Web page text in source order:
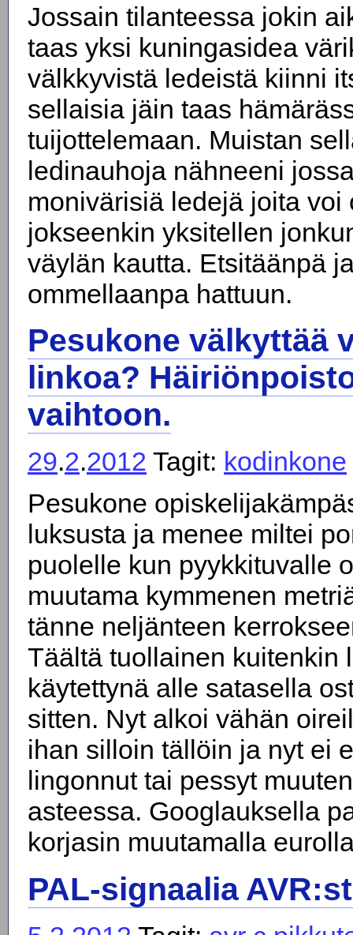
Jossain tilanteessa jokin
taas yksi kuningasidea
välkkyvistä ledeistä kiinni
sellaisia jäin taas
tuijottelemaan. Muistan
ledinauhoja nähneeni
monivärisiä ledejä joita voi
jokseenkin yksitellen
väylän kautta. Etsitäänpä
ommellaanpa hattuun.
Pesukone välkyttää
linkoa?
vaihtoon.
29.2.2012 Tagit: kodinkone
Pesukone
luksusta ja menee miltei
puolelle kun pyykkituvalle
muutama kymmenen
tänne neljänteen
Täältä tuollainen kuitenkin
käytettynä alle satasella
sitten. Nyt alkoi vähän
ihan silloin tällöin ja nyt ei
lingonnut tai pessyt
asteessa. Googlauksella
korjasin muutamalla
PAL-signaalia